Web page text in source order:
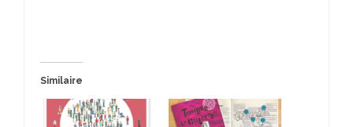
Similaire